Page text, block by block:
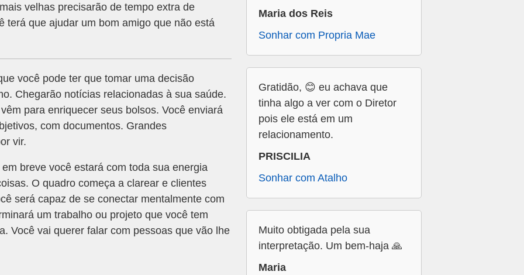
velhas precisarão de tempo extra de
terá que ajudar um bom amigo que não está
você pode ter que tomar uma decisão
Chegarão notícias relacionadas à sua saúde.
para enriquecer seus bolsos. Você enviará
com documentos. Grandes
vir.
breve você estará com toda sua energia
O quadro começa a clarear e clientes
será capaz de se conectar mentalmente com
um trabalho ou projeto que você tem
Você vai querer falar com pessoas que vão lhe
Maria dos Reis
Sonhar com Propria Mae
Gratidão, 😊 eu achava que
tinha algo a ver com o Diretor
pois ele está em um
relacionamento.
PRISCILIA
Sonhar com Atalho
Muito obtigada pela sua
interpretação. Um bem-haja 🙏
Maria